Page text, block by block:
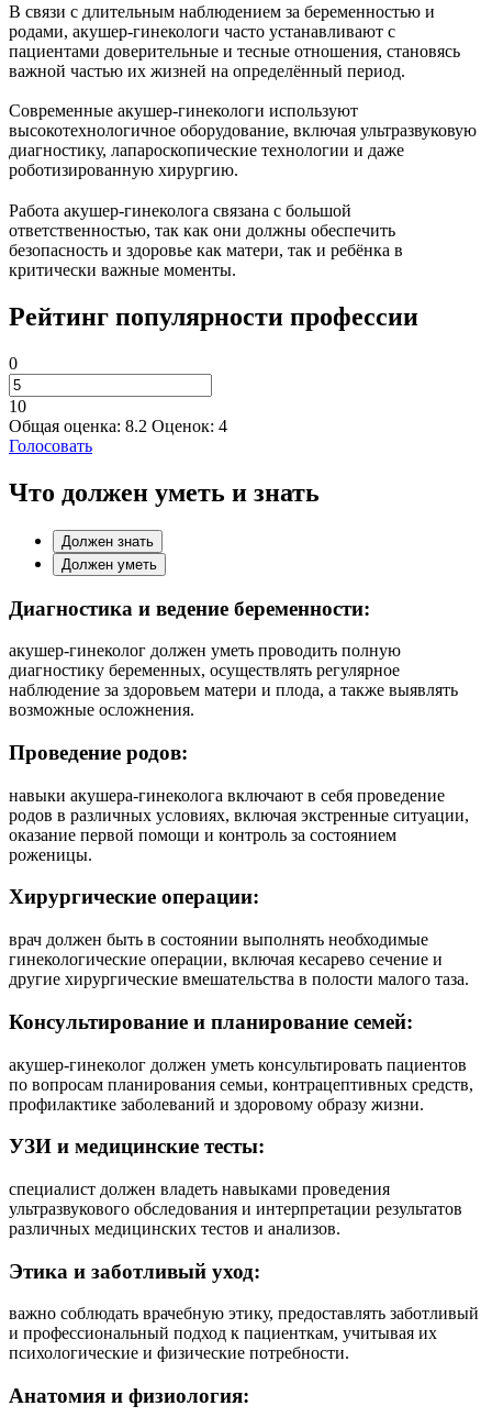
В связи с длительным наблюдением за беременностью и
родами, акушер-гинекологи часто устанавливают с
пациентами доверительные и тесные отношения, становясь
важной частью их жизней на определённый период.
Современные акушер-гинекологи используют
высокотехнологичное оборудование, включая ультразвуковую
диагностику, лапароскопические технологии и даже
роботизированную хирургию.
Работа акушер-гинеколога связана с большой
ответственностью, так как они должны обеспечить
безопасность и здоровье как матери, так и ребёнка в
критически важные моменты.
Рейтинг популярности профессии
0
10
Общая оценка: 8.2 Оценок: 4
Голосовать
Что должен уметь и знать
Должен знать
Должен уметь
Диагностика и ведение беременности:
акушер-гинеколог должен уметь проводить полную
диагностику беременных, осуществлять регулярное
наблюдение за здоровьем матери и плода, а также выявлять
возможные осложнения.
Проведение родов:
навыки акушера-гинеколога включают в себя проведение
родов в различных условиях, включая экстренные ситуации,
оказание первой помощи и контроль за состоянием
роженицы.
Хирургические операции:
врач должен быть в состоянии выполнять необходимые
гинекологические операции, включая кесарево сечение и
другие хирургические вмешательства в полости малого таза.
Консультирование и планирование семей:
акушер-гинеколог должен уметь консультировать пациентов
по вопросам планирования семьи, контрацептивных средств,
профилактике заболеваний и здоровому образу жизни.
УЗИ и медицинские тесты:
специалист должен владеть навыками проведения
ультразвукового обследования и интерпретации результатов
различных медицинских тестов и анализов.
Этика и заботливый уход:
важно соблюдать врачебную этику, предоставлять заботливый
и профессиональный подход к пациенткам, учитывая их
психологические и физические потребности.
Анатомия и физиология: